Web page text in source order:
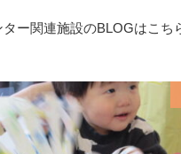
ー関連施設のBLOGはこち